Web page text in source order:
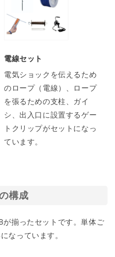
電線セット
電気ショックを伝えるため
のロープ（電線）、ロープ
を張るための支柱、ガイ
シ、出入口に設置するゲー
トクリップがセットになっ
ています。
構成
揃ったセットです。単体ご
なっています。